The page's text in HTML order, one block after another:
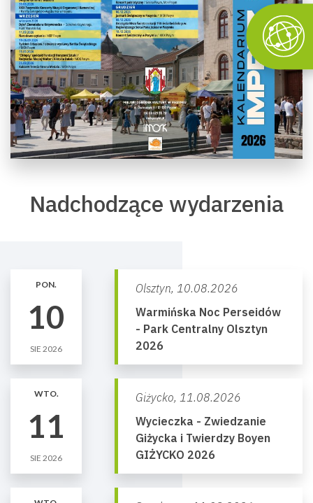
Nadchodzące wydarzenia
PON.
10
SIE 2026
Olsztyn, 10.08.2026
Warmińska Noc Perseidów
- Park Centralny Olsztyn
2026
WTO.
11
SIE 2026
Giżycko, 11.08.2026
Wycieczka - Zwiedzanie
Giżycka i Twierdzy Boyen
GIŻYCKO 2026